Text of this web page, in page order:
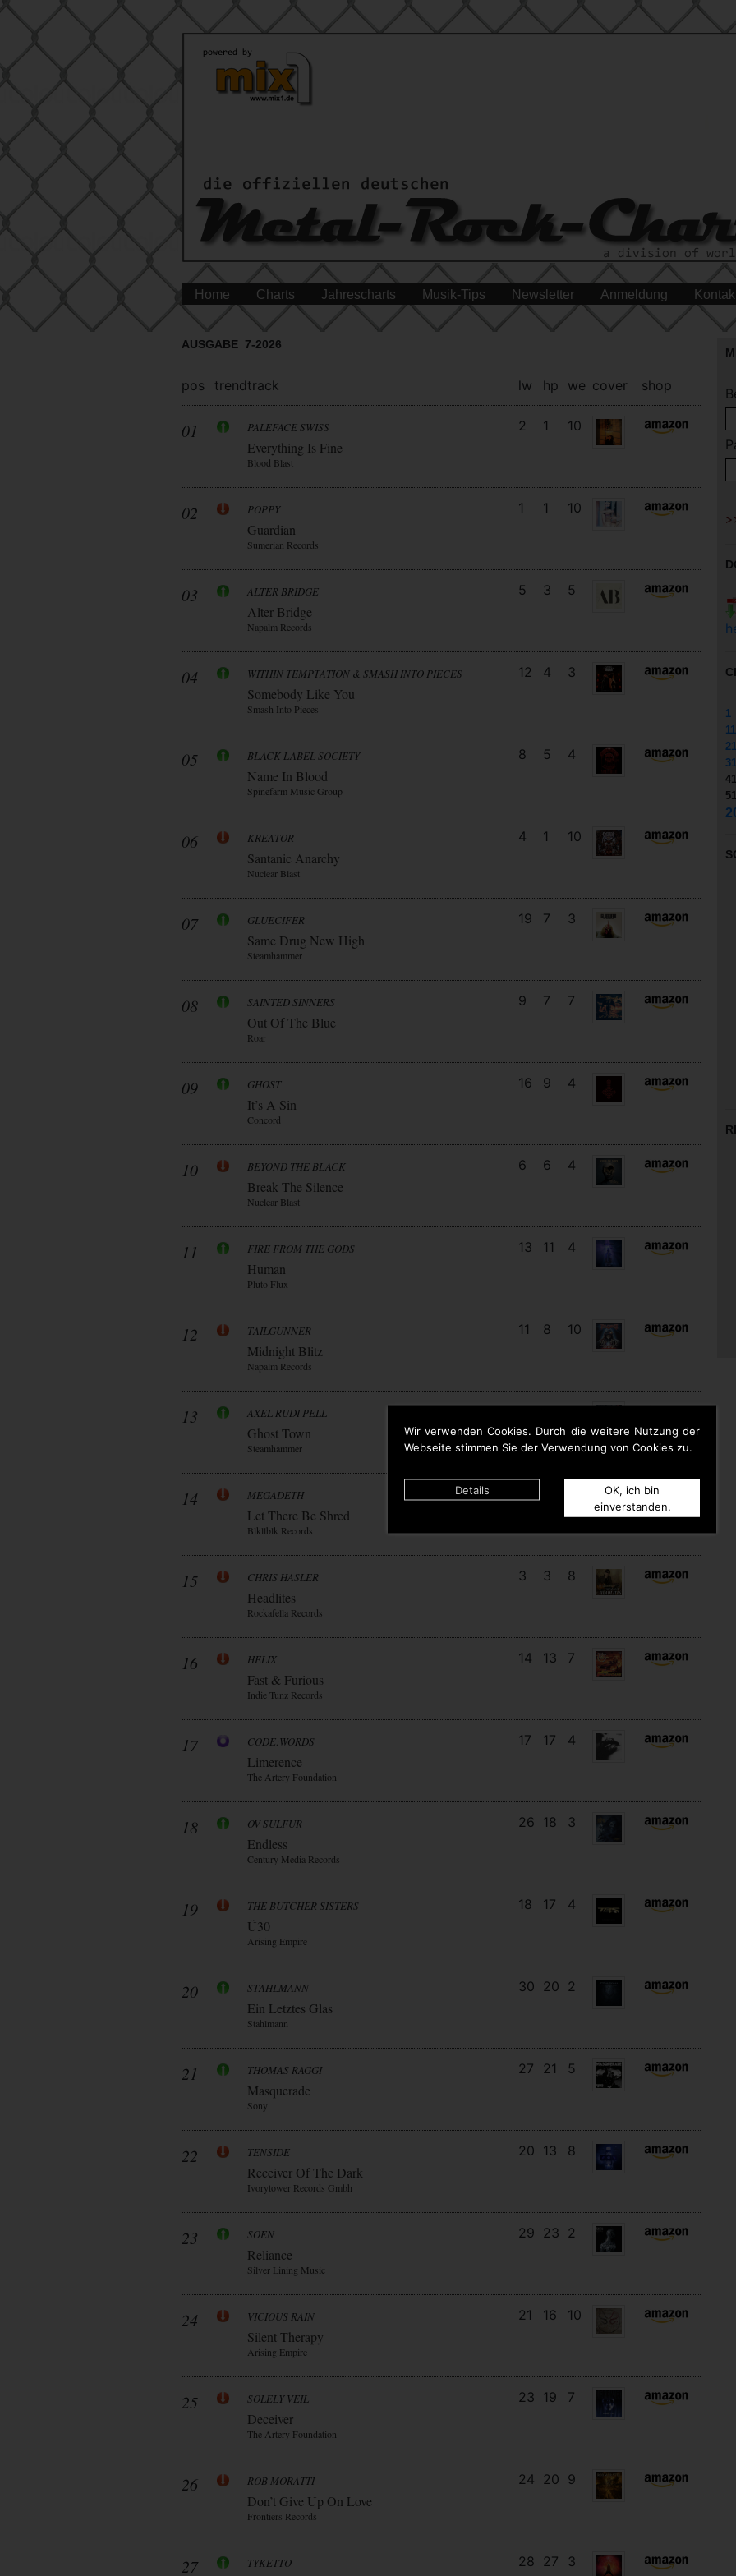
Wir verwenden Cookies. Durch die weitere Nutzung der
Webseite stimmen Sie der Verwendung von Cookies zu.
Details
OK, ich bin
einverstanden.
Home Charts Jahrescharts Musik-Tips Newsletter Anmeldung
AUSGABE 7-2026
pos trendtrack lw hp we cover shop
01 PALEFACE SWISS
Everything Is Fine
Blood Blast
2 1 10
02 POPPY
Guardian
Sumerian Records
1 1 10
03 ALTER BRIDGE
Alter Bridge
Napalm Records
5 3 5
04 WITHIN TEMPTATION & SMASH INTO PIECES
Somebody Like You
Smash Into Pieces
12 4 3
05 BLACK LABEL SOCIETY
Name In Blood
Spinefarm Music Group
8 5 4
06 KREATOR
Santanic Anarchy
Nuclear Blast
4 1 10
07 GLUECIFER
Same Drug New High
Steamhammer
19 7 3
08 SAINTED SINNERS
Out Of The Blue
Roar
9 7 7
09 GHOST
It’s A Sin
Concord
16 9 4
10 BEYOND THE BLACK
Break The Silence
Nuclear Blast
6 6 4
11 FIRE FROM THE GODS
Human
Pluto Flux
13 11 4
12 TAILGUNNER
Midnight Blitz
Napalm Records
11 8 10
13 AXEL RUDI PELL
Ghost Town
Steamhammer
15 6 8
14 MEGADETH
Let There Be Shred
Blkllblk Records
15 CHRIS HASLER
Headlites
Rockafella Records
3 3 8
16 HELIX
Fast & Furious
Indie Tunz Records
14 13 7
17 CODE:WORDS
Limerence
The Artery Foundation
17 17 4
18 OV SULFUR
Endless
Century Media Records
26 18 3
19 THE BUTCHER SISTERS
Ü30
Arising Empire
18 17 4
20 STAHLMANN
Ein Letztes Glas
Stahlmann
30 20 2
21 THOMAS RAGGI
Masquerade
Sony
27 21 5
22 TENSIDE
Receiver Of The Dark
Ivorytower Records Gmbh
20 13 8
23 SOEN
Reliance
Silver Lining Music
29 23 2
24 VICIOUS RAIN
Silent Therapy
Arising Empire
21 16 10
25 SOLELY VEIL
Deceiver
The Artery Foundation
23 19 7
26 ROB MORATTI
Don’t Give Up On Love
Frontiers Records
24 20 9
27 TYKETTO 28 27 3
1
11
21
31
41
51